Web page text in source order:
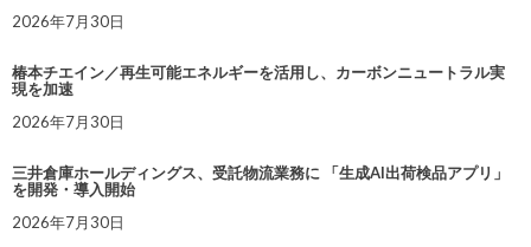
2026年7月30日
椿本チエイン／再生可能エネルギーを活用し、カーボンニュートラル実
現を加速
2026年7月30日
三井倉庫ホールディングス、受託物流業務に 「生成AI出荷検品アプリ」
を開発・導入開始
2026年7月30日